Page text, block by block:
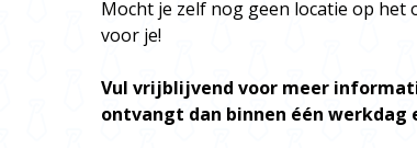
Mocht je zelf nog geen locatie op
voor je!
Vul vrijblijvend voor meer
ontvangt dan binnen één werkdag